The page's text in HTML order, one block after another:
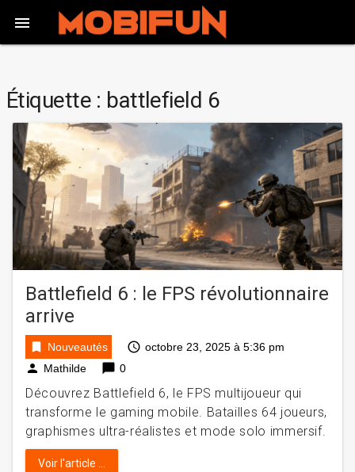

Étiquette : battlefield 6
Battlefield 6 : le FPS révolutionnaire
arrive
bookmark Nouveautés access_time octobre 23, 2025 à 5:36 pm
person Mathilde chat_bubble 0
Découvrez Battlefield 6, le FPS multijoueur qui
transforme le gaming mobile. Batailles 64 joueurs,
graphismes ultra-réalistes et mode solo immersif.
Voir l'article ...